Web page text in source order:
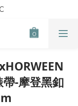
-摩登黑釦